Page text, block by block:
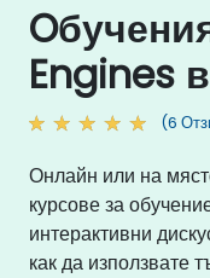
Engines
(6
Онлайн или на
курсове за
интерактивни
как да използвате